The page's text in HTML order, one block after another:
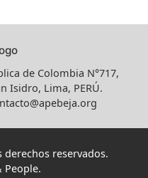
de Colombia N°717,
Isidro, Lima, PERÚ.
derechos reservados.
People.